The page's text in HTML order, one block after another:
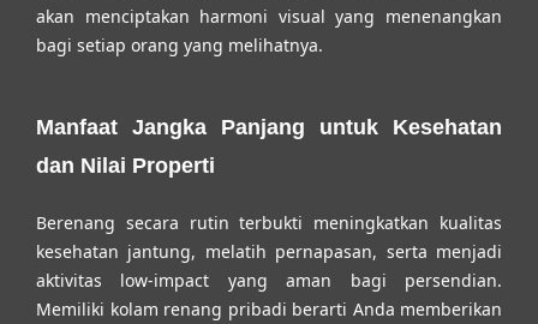
akan menciptakan harmoni visual yang menenangkan
bagi setiap orang yang melihatnya.
Manfaat Jangka Panjang untuk Kesehatan
dan Nilai Properti
Berenang secara rutin terbukti meningkatkan kualitas
kesehatan jantung, melatih pernapasan, serta menjadi
aktivitas low-impact yang aman bagi persendian.
Memiliki kolam renang pribadi berarti Anda memberikan